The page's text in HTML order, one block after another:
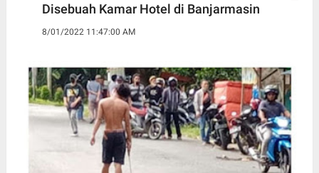
Disebuah Kamar Hotel di Banjarmasin
8/01/2022 11:47:00 AM